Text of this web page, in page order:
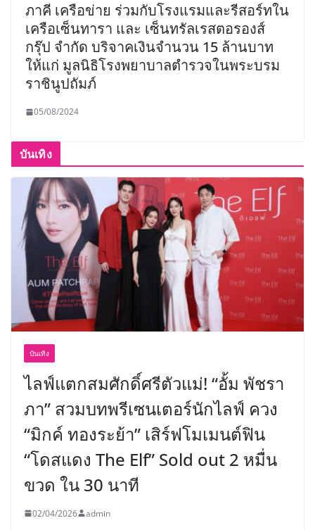
ภาคี เครือข่าย ร่วมกับโรงแรมและรีสอร์ทใน
เครือเซ็นทารา และ เซ็นทรัลเรสตอรองส์
กรุ๊ป จำกัด บริจาคเงินจำนวน 15 ล้านบาท
ให้แก่ มูลนิธิโรงพยาบาลตำรวจในพระบรม
ราชินูปถัมภ์
05/08/2024
บันเทิง
บันเทิง
ไลฟ์แตกสมศักดิ์ศรีตัวแม่! “อั้ม พัชรา
ภา” สวมบทพรีเซนเตอร์นักไลฟ์ ควง
“มิกค์ ทองระย้า” เสิร์ฟโมเมนต์ฟิน
“โดสแดง The Elf” Sold out 2 หมื่น
ขวด ใน 30 นาที
02/04/2026 admin